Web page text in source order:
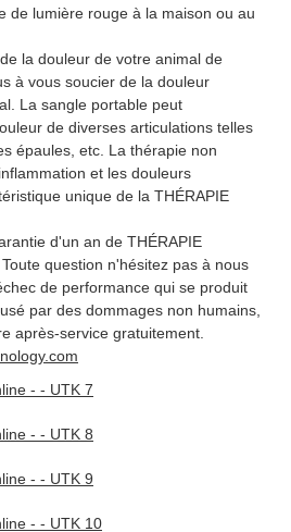
de lumière rouge à la maison ou au
la douleur de votre animal de
à vous soucier de la douleur
La sangle portable peut
de diverses articulations telles
épaules, etc. La thérapie non
et les douleurs
unique de la THÉRAPIE
d'un an de THÉRAPIE
question n'hésitez pas à nous
de performance qui se produit
par des dommages non humains,
après-service gratuitement.